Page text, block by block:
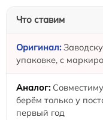
Что ставим
упаковке, с
берём только у
первый год